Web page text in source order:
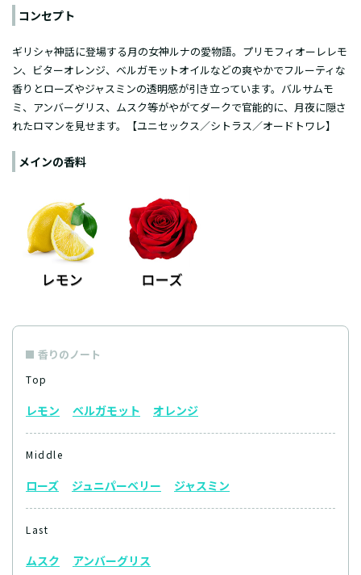
コンセプト
ギリシャ神話に登場する月の女神ルナの愛物語。プリモフィオーレレモ
ン、ビターオレンジ、ベルガモットオイルなどの爽やかでフルーティな
香りとローズやジャスミンの透明感が引き立っています。バルサムモ
ミ、アンバーグリス、ムスク等がやがてダークで官能的に、月夜に隠さ
れたロマンを見せます。【ユニセックス／シトラス／オードトワレ】
メインの香料
香りのノート
Top
レモン ベルガモット オレンジ
Middle
ローズ ジュニパーベリー ジャスミン
Last
ムスク アンバーグリス